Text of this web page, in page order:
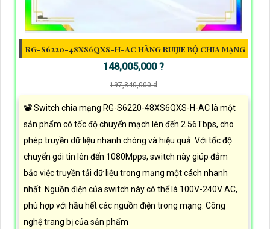
RG-S6220-48XS6QXS-H-AC HÃNG RUIJIE BỘ CHIA MẠNG
148,005,000 ?
197,340,000 d
📽 Switch chia mạng RG-S6220-48XS6QXS-H-AC là một
sản phẩm có tốc độ chuyển mạch lên đến 2.56Tbps, cho
phép truyền dữ liệu nhanh chóng và hiệu quả. Với tốc độ
chuyển gói tin lên đến 1080Mpps, switch này giúp đảm
bảo việc truyền tải dữ liệu trong mạng một cách nhanh
nhất. Nguồn điện của switch này có thể là 100V-240V AC,
phù hợp với hầu hết các nguồn điện trong mạng. Công
nghệ trang bị của sản phẩm